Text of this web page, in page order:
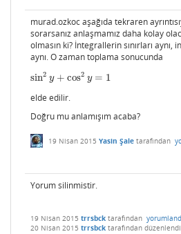
murad.ozkoc aşağıda tekraren
sorarsanız anlaşmamız daha kolay
olmasın ki? İntegrallerin sınırları aynı,
aynı. O zaman toplama sonucunda
sin2 y + cos2 y = 1
sin2y+cos2 y= 1
elde edilir.
Doğru mu anlamışım acaba?
19 Nisan 2015 Yasin Şale tarafından
Yorum silinmistir.
19 Nisan 2015 trrsbck tarafından
20 Nisan 2015 trrsbck tarafından düzenlendi